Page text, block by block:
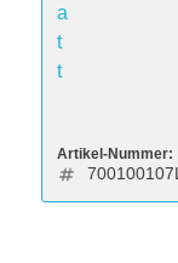
a
t
t
Artikel-Nummer:
700100107L